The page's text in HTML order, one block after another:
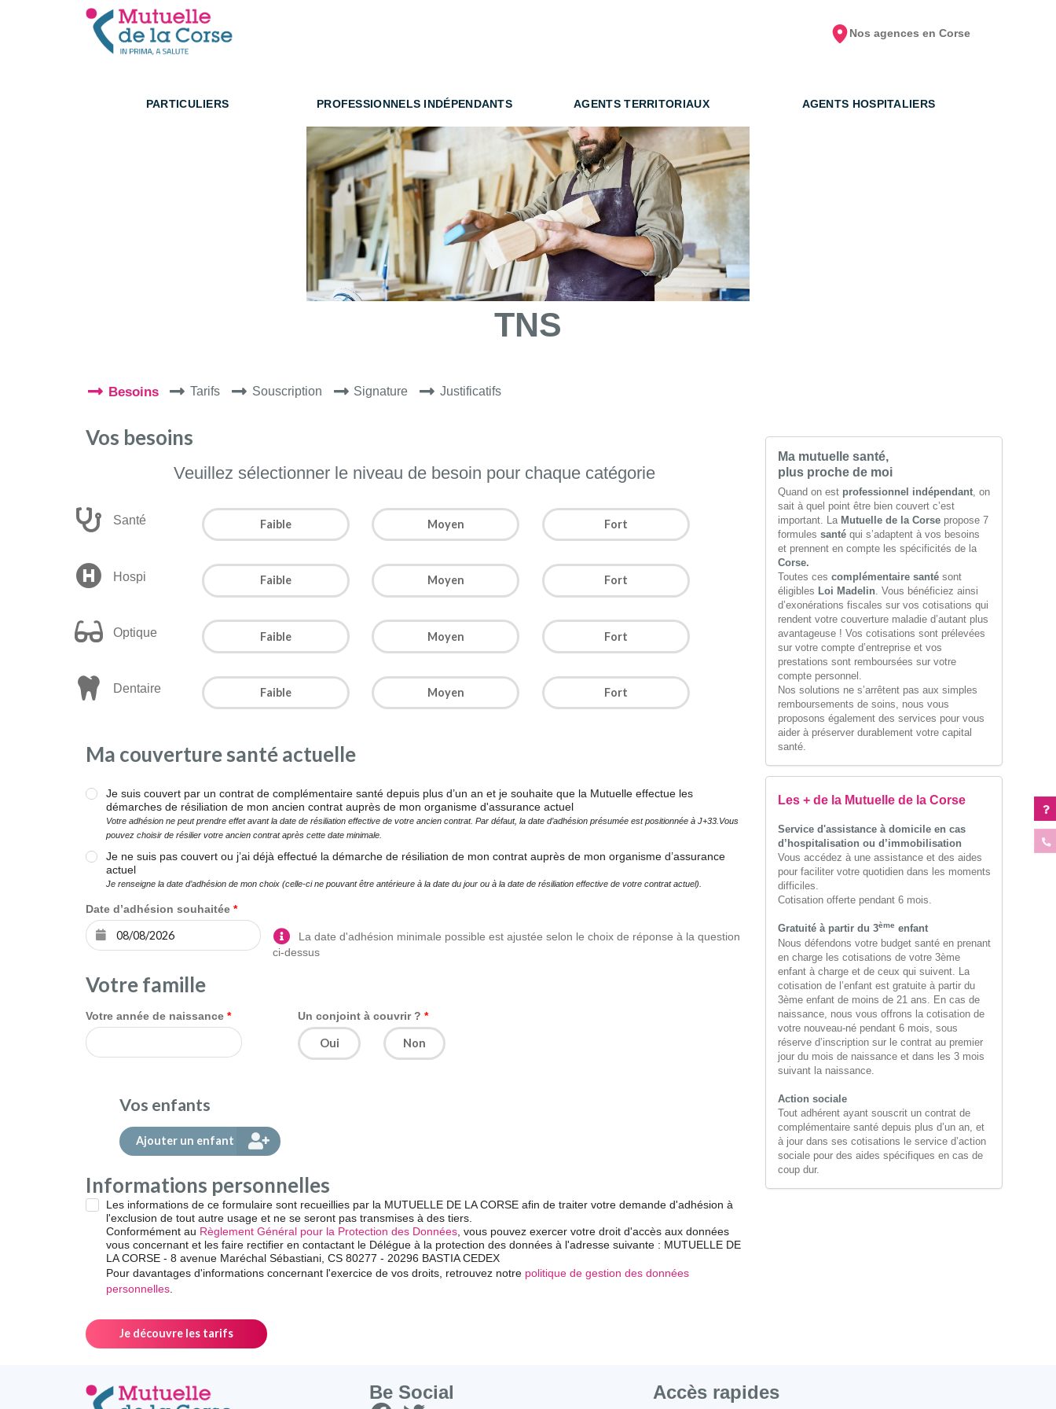
Nos agences en Corse
PARTICULIERS PROFESSIONNELS INDÉPENDANTS AGENTS TERRITORIAUX AGENTS HOSPITALIERS
TNS
Besoins Tarifs Souscription Signature Justificatifs
Vos besoins
Veuillez sélectionner le niveau de besoin pour chaque catégorie
Santé Faible Moyen Fort
Hospi Faible Moyen Fort
Optique Faible Moyen Fort
Dentaire Faible Moyen Fort
Ma couverture santé actuelle
Je suis couvert par un contrat de complémentaire santé depuis plus d’un an et je souhaite que la Mutuelle effectue les
démarches de résiliation de mon ancien contrat auprès de mon organisme d'assurance actuel
Votre adhésion ne peut prendre effet avant la date de résiliation effective de votre ancien contrat. Par défaut, la date d’adhésion présumée est positionnée à J+33.Vous
pouvez choisir de résilier votre ancien contrat après cette date minimale.
Je ne suis pas couvert ou j’ai déjà effectué la démarche de résiliation de mon contrat auprès de mon organisme d’assurance
actuel
Je renseigne la date d’adhésion de mon choix (celle-ci ne pouvant être antérieure à la date du jour ou à la date de résiliation effective de votre contrat actuel).
Date d’adhésion souhaitée
La date d'adhésion minimale possible est ajustée selon le choix de réponse à la question
ci-dessus
Votre famille
Votre année de naissance Un conjoint à couvrir ?
Oui Non
Vos enfants
Ajouter un enfant
Informations personnelles
Les informations de ce formulaire sont recueillies par la MUTUELLE DE LA CORSE afin de traiter votre demande d'adhésion à
l'exclusion de tout autre usage et ne se seront pas transmises à des tiers.
Conformément au Règlement Général pour la Protection des Données, vous pouvez exercer votre droit d'accès aux données
vous concernant et les faire rectifier en contactant le Délégue à la protection des données à l'adresse suivante : MUTUELLE DE
LA CORSE - 8 avenue Maréchal Sébastiani, CS 80277 - 20296 BASTIA CEDEX
Pour davantages d'informations concernant l'exercice de vos droits, retrouvez notre politique de gestion des données
personnelles.
Je découvre les tarifs
Ma mutuelle santé,
plus proche de moi
Quand on est professionnel indépendant, on
sait à quel point être bien couvert c’est
important. La Mutuelle de la Corsepropose 7
formules santéqui s’adaptent à vos besoins
et prennent en compte les spécificités de la
Corse.
Toutes ces complémentaire santésont
éligibles Loi Madelin. Vous bénéficiez ainsi
d’exonérations fiscales sur vos cotisations qui
rendent votre couverture maladie d’autant plus
avantageuse ! Vos cotisations sont prélevées
sur votre compte d’entreprise et vos
prestations sont remboursées sur votre
compte personnel.
Nos solutions ne s’arrêtent pas aux simples
remboursements de soins, nous vous
proposons également des services pour vous
aider à préserver durablement votre capital
santé.
Les + de la Mutuelle de la Corse
Service d'assistance à domicile en cas
d’hospitalisation ou d’immobilisation
Vous accédez à une assistance et des aides
pour faciliter votre quotidien dans les moments
difficiles.
Cotisation offerte pendant 6 mois.
Gratuité à partir du 3ème enfant
Nous défendons votre budget santé en prenant
en charge les cotisations de votre 3ème
enfant à charge et de ceux qui suivent. La
cotisation de l’enfant est gratuite à partir du
3ème enfant de moins de 21 ans. En cas de
naissance, nous vous offrons la cotisation de
votre nouveau-né pendant 6 mois, sous
réserve d’inscription sur le contrat au premier
jour du mois de naissance et dans les 3 mois
suivant la naissance.
Action sociale
Tout adhérent ayant souscrit un contrat de
complémentaire santé depuis plus d’un an, et
à jour dans ses cotisations le service d’action
sociale pour des aides spécifiques en cas de
coup dur.
Be Social Accès rapides